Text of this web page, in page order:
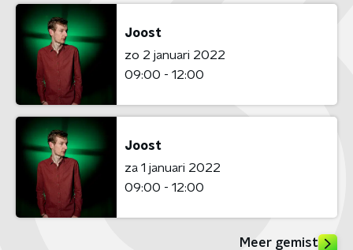
Joost
zo 2 januari 2022
09:00 - 12:00
Joost
za 1 januari 2022
09:00 - 12:00
Meer gemist